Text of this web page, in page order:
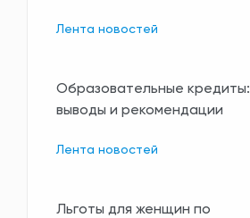
Лента новостей
Образовательные кредиты:
выводы и рекомендации
Лента новостей
Льготы для женщин по